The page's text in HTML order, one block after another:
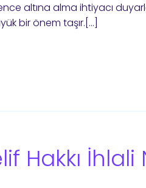
altına alma ihtiyacı
bir önem taşır.[…]
Hakkı İhlali